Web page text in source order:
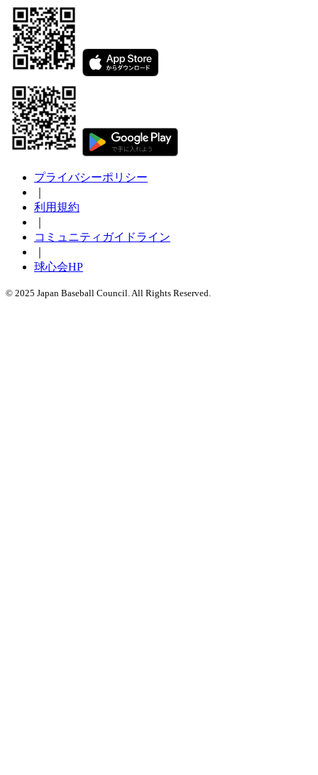
プライバシーポリシー
利用規約
コミュニティガイドライン
球心会HP
© 2025 Japan Baseball Council. All Rights Reserved.